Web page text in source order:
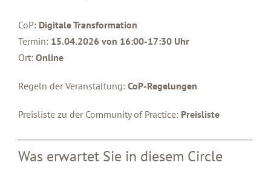
CoP: Digitale Transformation
Termin:15.04.2026 von 16:00-17:30 Uhr
Ort: Online
Regeln der Veranstaltung: CoP-Regelungen
Preisliste zu der Community of Practice: Preisliste
Was erwartet Sie in diesem Circle